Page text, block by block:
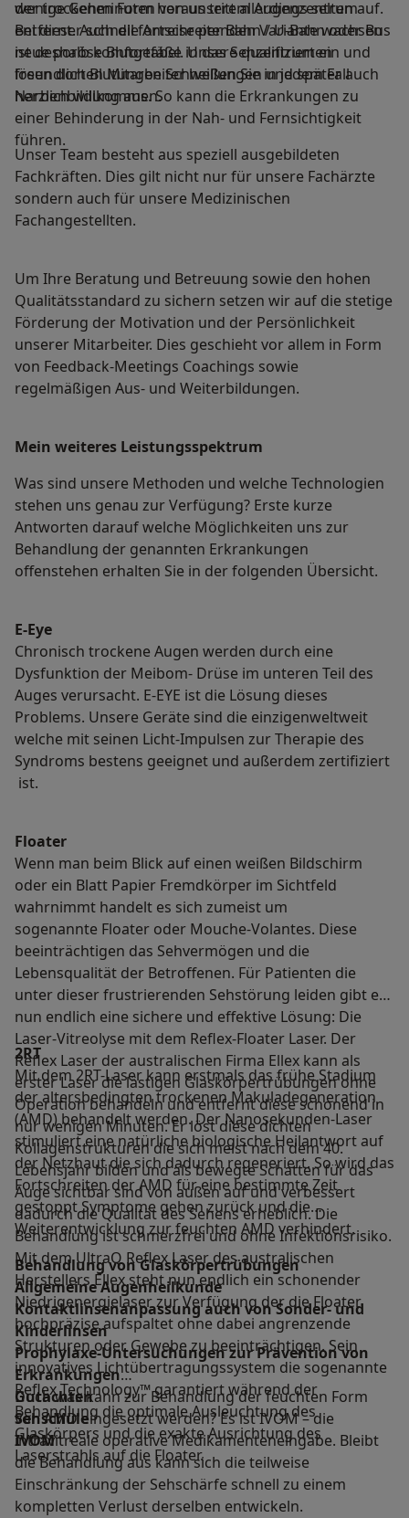
der trockenen Form heraus tritt allerdings selten auf.
Bei dieser schnell fortschreitenden Variante wachsen
neue poröse Blutgefäße in das Sehzentrum ein und
lösen dort Blutungen Schwellungen und später auch
Narbenbildung aus. So kann die Erkrankungen zu
einer Behinderung in der Nah- und Fernsichtigkeit
führen.
wenige Gehminuten von unserem Augenzentrum
entfernt. Auch die Anreise per Bahn / U-Bahn oder Bus
ist deshalb komfortabel. Unsere qualifizierten
freundlichen Mitarbeiter heißen Sie in jedem Fall
herzlich willkommen.
Unser Team besteht aus speziell ausgebildeten
Fachkräften. Dies gilt nicht nur für unsere Fachärzte
sondern auch für unsere Medizinischen
Fachangestellten.
Um Ihre Beratung und Betreuung sowie den hohen
Qualitätsstandard zu sichern setzen wir auf die stetige
Förderung der Motivation und der Persönlichkeit
unserer Mitarbeiter. Dies geschieht vor allem in Form
von Feedback-Meetings Coachings sowie
regelmäßigen Aus- und Weiterbildungen.
Mein weiteres Leistungs­spektrum
Was sind unsere Methoden und welche Technologien
stehen uns genau zur Verfügung? Erste kurze
Antworten darauf welche Möglichkeiten uns zur
Behandlung der genannten Erkrankungen
offenstehen erhalten Sie in der folgenden Übersicht.
E-Eye
Chronisch trockene Augen werden durch eine
Dysfunktion der Meibom- Drüse im unteren Teil des
Auges verursacht. E-EYE ist die Lösung dieses
Problems. Unsere Geräte sind die einzigenweltweit
welche mit seinen Licht-Impulsen zur Therapie des
Syndroms bestens geeignet und außerdem zertifiziert
ist.
Floater
Wenn man beim Blick auf einen weißen Bildschirm
oder ein Blatt Papier Fremdkörper im Sichtfeld
wahrnimmt handelt es sich zumeist um
sogenannte Floater oder Mouche-Volantes. Diese
beeinträchtigen das Sehvermögen und die
Lebensqualität der Betroffenen. Für Patienten die
unter dieser frustrierenden Sehstörung leiden gibt es
nun endlich eine sichere und effektive Lösung: Die
Laser-Vitreolyse mit dem Reflex-Floater Laser. Der
Reflex Laser der australischen Firma Ellex kann als
erster Laser die lästigen Glaskörpertrübungen ohne
Operation behandeln und entfernt diese schonend in
nur wenigen Minuten. Er löst diese dichten
Kollagenstrukturen die sich meist nach dem 40.
Lebensjahr bilden und als bewegte Schatten für das
Auge sichtbar sind von außen auf und verbessert
dadurch die Qualität des Sehens erheblich. Die
Behandlung ist schmerzfrei und ohne Infektionsrisiko.
Mit dem UltraQ Reflex Laser des australischen
Herstellers Ellex steht nun endlich ein schonender
Niedrigenergielaser zur Verfügung der die Floater
hochpräzise aufspaltet ohne dabei angrenzende
Strukturen oder Gewebe zu beeinträchtigen. Sein
innovatives Lichtübertragungssystem die sogenannte
Reflex Technology™ garantiert während der
Behandlung die optimale Ausleuchtung des
Glaskörpers und die exakte Ausrichtung des
Laserstrahls auf die Floater.
2RT
Mit dem 2RT-Laser kann erstmals das frühe Stadium
der altersbedingten trockenen Makuladegeneration
(AMD) behandelt werden. Der Nanosekunden-Laser
stimuliert eine natürliche biologische Heilantwort auf
der Netzhaut die sich dadurch regeneriert. So wird das
Fortschreiten der AMD für eine bestimmte Zeit
gestoppt Symptome gehen zurück und die
Weiterentwicklung zur feuchten AMD verhindert.
Behandlung von Glaskörpertrübungen
Allgemeine Augenheilkunde
Kontaktlinsenanpassung auch von Sonder- und
Kinderlinsen
Prophylaxe-Untersuchungen zur Prävention von
Erkrankungen
Gutachten
Sehschule
IVOM
Doch was kann zur Behandlung der feuchten Form
von AMD eingesetzt werden? Es ist IVOM – die
intravitreale operative Medikamenteneingabe. Bleibt
die Behandlung aus kann sich die teilweise
Einschränkung der Sehschärfe schnell zu einem
kompletten Verlust derselben entwickeln.